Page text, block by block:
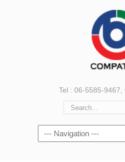
Tel : 06-5585-9467,
Navigation